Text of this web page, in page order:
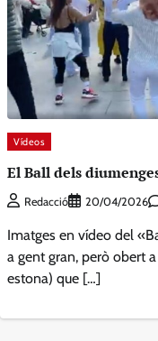
Vídeos
El Ball dels
Redacció 20/04/2026
Imatges en vídeo del
a gent gran, però obert
estona) que […]